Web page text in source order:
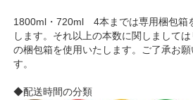
1800ml・720ml 4本までは専用梱包箱
します。それ以上の本数に関しまして
の梱包箱を使用いたします。ご了承お願
す。
◆配送時間の分類